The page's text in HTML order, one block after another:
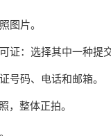
图片。
证‌：选择其中一种提
号码、电话和邮箱。
，整体正拍。